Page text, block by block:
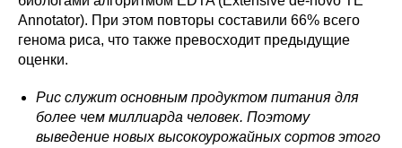
Annotator). При этом повторы составили 66% всего
генома риса, что также превосходит предыдущие
оценки.
Рис служит основным продуктом питания для
более чем миллиарда человек. Поэтому
выведение новых высокоурожайных сортов этого